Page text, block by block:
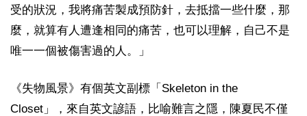
受的狀況，我將痛苦製成預防針，去抵擋一些什麼，那
麼，就算有人遭逢相同的痛苦，也可以理解，自己不是
唯一一個被傷害過的人。」
《失物風景》有個英文副標「Skeleton in the
Closet」，來自英文諺語，比喻難言之隱，陳夏民不僅